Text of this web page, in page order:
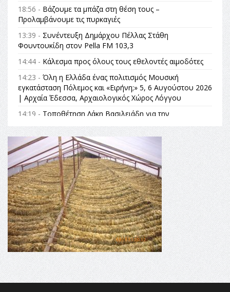
18:56 - Βάζουμε τα μπάζα στη θέση τους –
Προλαμβάνουμε τις πυρκαγιές
13:39 - Συνέντευξη Δημάρχου Πέλλας Στάθη
Φουντουκίδη στον Pella FM 103,3
14:44 - Κάλεσμα προς όλους τους εθελοντές αιμοδότες
14:23 - Όλη η Ελλάδα ένας πολιτισμός Μουσική
εγκατάσταση Πόλεμος και «Ειρήνη;» 5, 6 Αυγούστου 2026
| Αρχαία Έδεσσα, Αρχαιολογικός Χώρος Λόγγου
14:19 - Τοποθέτηση Λάκη Βασιλειάδη για την
Αναθεώρηση του Συντάγματος: «Σε τέτοιες κορυφαίες
θεσμικές διαδικασίες υπάρχει μόνο η ευθύνη απέναντι
στις επόμενες γενιές»
16:35 -Το πρόγραμμα του ΠΑΟΚ στον δεύτερο γύρο του
Champions League!
16:27 -Όλυμπος: Εντάχθηκε στον Κατάλογο Παγκόσμιας
Κληρονομιάς της UNESCO – Ομόφωνη η απόφαση Ο
Όλυμπος αναγνωρίστηκε ως φυσικό και πολιτιστικό
αγαθό εξέχουσας οικουμενικής αξίας για την
ανθρωπότητα
16:18 -ΕΝΟΡΙΑΚΕΣ ΚΑΛΟΚΑΙΡΙΝΕΣ ΔΡΑΣΕΙΣ ΓΙΑ ΠΑΙΔΙΑ
ΣΤΗΝ ΕΔΕΣΣΑ